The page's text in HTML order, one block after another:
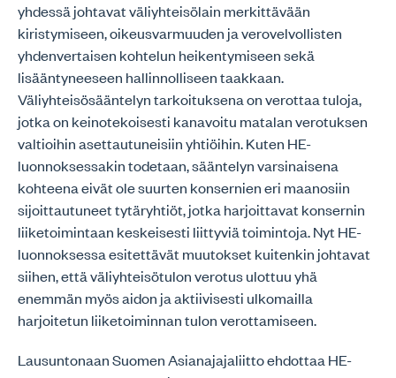
yhdessä johtavat väliyhteisölain merkittävään
kiristymiseen, oikeusvarmuuden ja verovelvollisten
yhdenvertaisen kohtelun heikentymiseen sekä
lisääntyneeseen hallinnolliseen taakkaan.
Väliyhteisösääntelyn tarkoituksena on verottaa tuloja,
jotka on keinotekoisesti kanavoitu matalan verotuksen
valtioihin asettautuneisiin yhtiöihin. Kuten HE-
luonnoksessakin todetaan, sääntelyn varsinaisena
kohteena eivät ole suurten konsernien eri maanosiin
sijoittautuneet tytäryhtiöt, jotka harjoittavat konsernin
liiketoimintaan keskeisesti liittyviä toimintoja. Nyt HE-
luonnoksessa esitettävät muutokset kuitenkin johtavat
siihen, että väliyhteisötulon verotus ulottuu yhä
enemmän myös aidon ja aktiivisesti ulkomailla
harjoitetun liiketoiminnan tulon verottamiseen.
Lausuntonaan Suomen Asianajajaliitto ehdottaa HE-